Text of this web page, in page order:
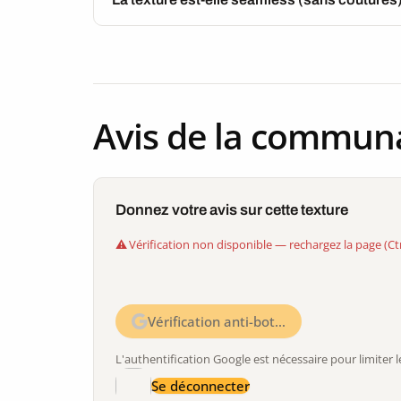
Avis de la
Donnez votre avis sur cette texture
Vérification non disponible — rechargez la page
Vérification anti-bot…
L'authentification Google est nécessaire pour
Se déconnecter